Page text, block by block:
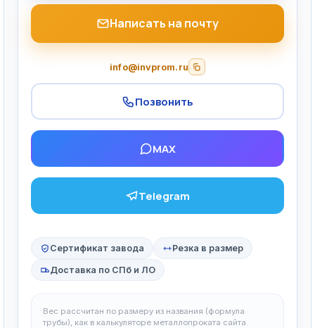
Написать на почту
info@invprom.ru
Позвонить
MAX
Telegram
Сертификат завода Резка в размер
Доставка по СПб и ЛО
Вес рассчитан по размеру из названия (формула
трубы), как в калькуляторе металлопроката сайта.